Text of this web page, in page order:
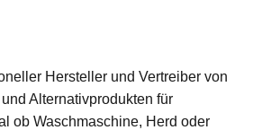
Hersteller und Vertreiber von
Alternativprodukten für
ob Waschmaschine, Herd oder